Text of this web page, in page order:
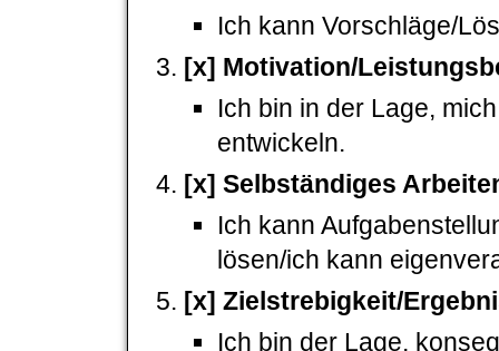
Ich kann Vorschläge/
[x] Motivation/
Ich bin in der Lage,
entwickeln.
[x] Selbständiges
Ich kann
lösen/ich kann
[x] Zielstrebigkeit/
Ich bin der Lage,